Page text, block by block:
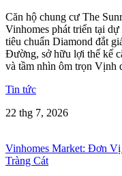
Căn hộ chung cư The
Vinhomes phát triển tại
tiêu chuẩn Diamond đắt
Đường, sở hữu lợi thế kế
và tầm nhìn ôm trọn Vịnh
Tin tức
22 thg 7, 2026
Vinhomes Market: Đơn
Tràng Cát